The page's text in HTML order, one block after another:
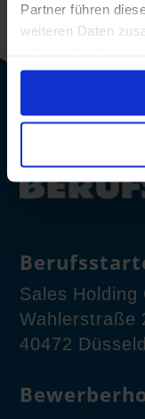
Partner führen
weiteren Daten
gesammelt haben.
Sales Holding
Wahlerstraße
40472